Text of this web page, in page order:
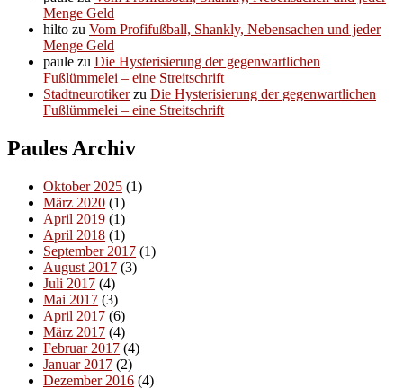
Menge Geld
hilto zu Vom Profifußball, Shankly, Nebensachen und jeder
Menge Geld
paule zu Die Hysterisierung der gegenwartlichen
Fußlümmelei – eine Streitschrift
Stadtneurotikerzu Die Hysterisierung der gegenwartlichen
Fußlümmelei – eine Streitschrift
Paules Archiv
Oktober 2025 (1)
März 2020 (1)
April 2019 (1)
April 2018 (1)
September 2017 (1)
August 2017 (3)
Juli 2017 (4)
Mai 2017 (3)
April 2017 (6)
März 2017 (4)
Februar 2017 (4)
Januar 2017 (2)
Dezember 2016 (4)